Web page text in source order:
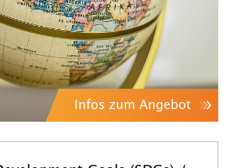
Infos zum Angebot